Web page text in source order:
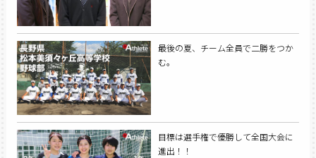
最後の夏、チーム全員で二勝をつか
む。
目標は選手権で優勝して全国大会に
進出！！